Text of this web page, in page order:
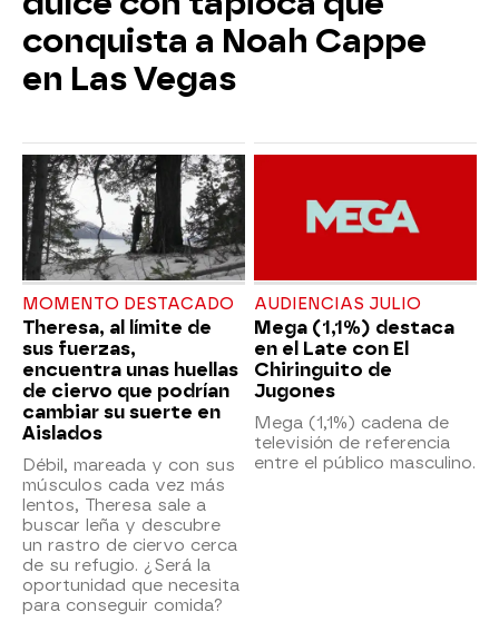
conquista a Noah Cappe
en Las Vegas
MOMENTO DESTACADO
Theresa, al límite de
sus fuerzas,
encuentra unas huellas
de ciervo que podrían
cambiar su suerte en
Aislados
Débil, mareada y con sus
músculos cada vez más
lentos, Theresa sale a
buscar leña y descubre
un rastro de ciervo cerca
de su refugio. ¿Será la
oportunidad que necesita
para conseguir comida?
AUDIENCIAS JULIO
Mega (1,1%) destaca
en el Late con El
Chiringuito de
Jugones
Mega (1,1%) cadena de
televisión de referencia
entre el público masculino.